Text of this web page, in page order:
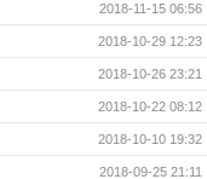
2018-11-15 06:56
2018-10-29 12:23
2018-10-26 23:21
2018-10-22 08:12
2018-10-10 19:32
2018-09-25 21:11